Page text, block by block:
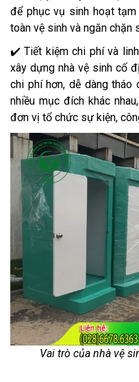
để phục vụ sinh hoạt
toàn vệ sinh và ngăn chặn
✔️ Tiết kiệm chi phí và
xây dựng nhà vệ sinh cố
chi phí hơn, dễ dàng
nhiều mục đích khác
đơn vị tổ chức sự kiện,
Vai trò của nhà vệ